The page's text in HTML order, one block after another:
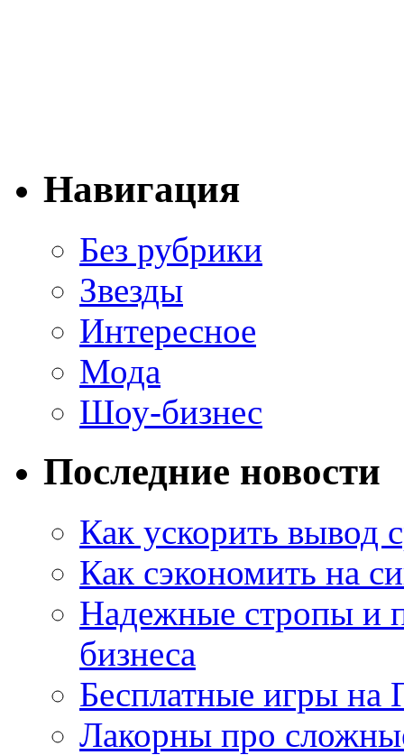
Навигация
Без рубрики
Звезды
Интересное
Мода
Шоу-бизнес
Последние новости
Как ускорить вывод
Как сэкономить на
Надежные стропы и
бизнеса
Бесплатные игры на
Лакорны про